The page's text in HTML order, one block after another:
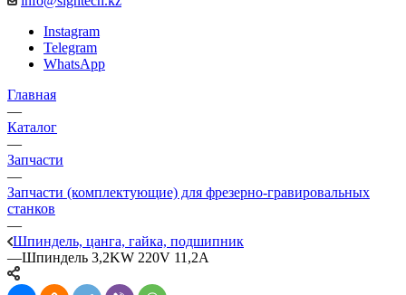
Instagram
Telegram
WhatsApp
Главная
—
Каталог
—
Запчасти
—
Запчасти (комплектующие) для фрезерно-гравировальных
станков
—
Шпиндель, цанга, гайка, подшипник
—Шпиндель 3,2KW 220V 11,2A